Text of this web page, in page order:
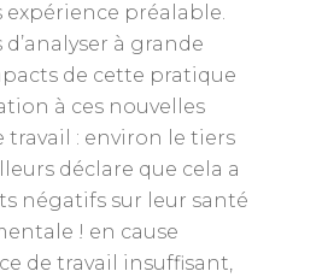
expérience préalable.
à grande
de cette pratique
à ces nouvelles
travail : environ le tiers
déclare que cela a
négatifs sur leur santé
! en cause
de travail insuffisant,